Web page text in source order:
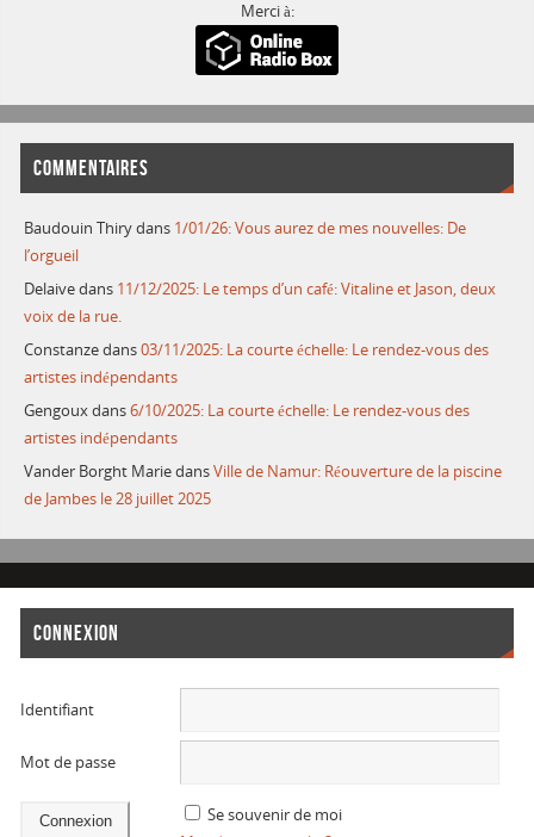
Merci à:
COMMENTAIRES
Baudouin Thirydans 1/01/26: Vous aurez de mes nouvelles: De
l’orgueil
Delaivedans 11/12/2025: Le temps d’un café: Vitaline et Jason, deux
voix de la rue.
Constanzedans03/11/2025: La courte échelle: Le rendez-vous des
artistes indépendants
Gengouxdans6/10/2025: La courte échelle: Le rendez-vous des
artistes indépendants
Vander Borght MariedansVille de Namur: Réouverture de la piscine
de Jambes le 28 juillet 2025
CONNEXION
Identifiant
Mot de passe
Se souvenir de moi